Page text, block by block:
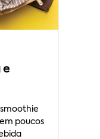
e
poucos